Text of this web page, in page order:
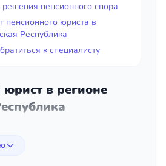
пенсионного спора
пенсионного юриста в
Республика
к специалисту
в регионе
практике их реализация